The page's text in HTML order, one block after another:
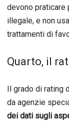
devono praticare
illegale, e non
trattamenti di
Quarto, il
Il grado di rating
da agenzie
dei dati sugli